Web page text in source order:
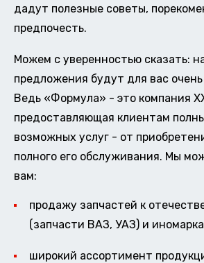
дадут полезные советы,
предпочесть.
Можем с уверенностью сказать:
предложения будут для вас
Ведь «Формула» - это компания
предоставляющая клиентам
возможных услуг - от
полного его обслуживания. Мы
вам:
продажу запчастей к
(запчасти ВАЗ, УАЗ) и
широкий ассортимент